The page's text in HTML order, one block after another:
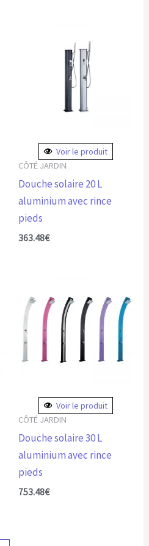
Voir le produit
CÔTÉ JARDIN
Douche solaire 20 L
aluminium avec rince
pieds
363.48€
peuvent
être
choisies
sur
la
page
Voir le produit
CÔTÉ JARDIN
Douche solaire 30 L
aluminium avec rince
pieds
753.48€
produit
plusieurs
variations.
peuvent
être
choisies
sur
la
page